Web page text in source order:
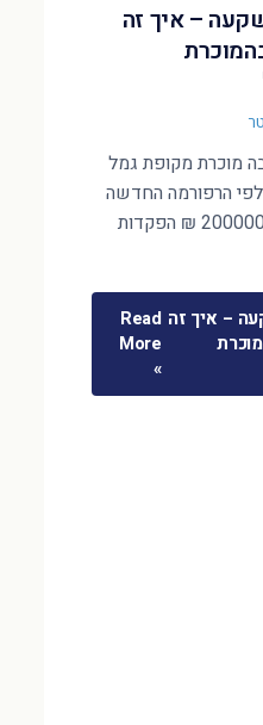
– איך זה
מוכרת מקופת גמל
הרפורמה החדשה
של האוצר, הוא ייעצר ב-200000 ₪ הפקדות
– איך זה Read
More
»